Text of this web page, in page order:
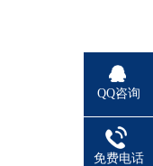
QQ咨询
免费电话